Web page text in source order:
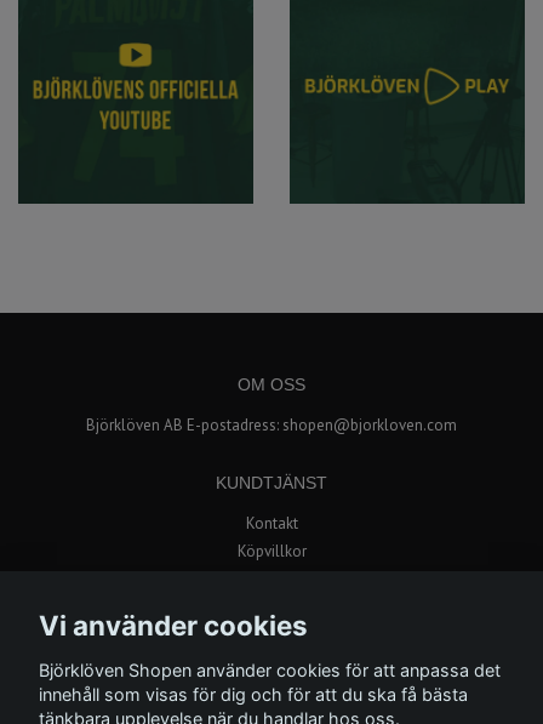
OM OSS
Björklöven AB E-postadress: shopen@bjorkloven.com
KUNDTJÄNST
Kontakt
Köpvillkor
Vi använder cookies
Björklöven Shopen använder cookies för att anpassa det
innehåll som visas för dig och för att du ska få bästa
tänkbara upplevelse när du handlar hos oss.